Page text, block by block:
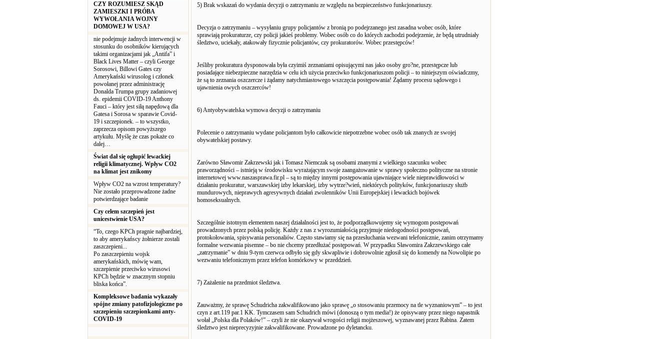
CZY ROZUMIESZ SKĄD
ZAMIESZKI I PRÓBA
WYWOŁANIA WOJNY
DOMOWEJ W USA?
nie podejmuje żadnych interwencji w
stosunku do osobników kierujących
takimi organizacjami jak „Antifa” i
Black Lives Matter – czyli George
Sorosowi, Billowi Gates czy
Amerykański wirusolog i członek
powołanej przez administrację
Donalda Trumpa grupy zadaniowej
ds. epidemii COVID-19 Anthony
Fauci – który jest siłą napędową dla
Gatesa i Sorosa w sparawie Covid-
19 i szczepionek. – to wszystko,
zaprzecza opisom powyższego
artykułu. Myślę że czas pokaże co
dalej…
Świat dał się ogłupić lewackiej
religii klimatycznej. Wpływ CO2
na klimat jest znikomy
Wpływ CO2 na wzrost temperatury?
Nie zostało przeprowadzone żadne
potwierdzające badanie
Czy celem szczepień jest
unicestwienie USA?
“To, czego KPCh pragnie najbardziej,
to aby amerykańscy żołnierze zostali
zaszczepieni...
Po zaszczepieniu wojsk
amerykańskich, mówię wam,
szczepienie przeciwko wirusowi
KPCh będzie w znacznym stopniu
bliska końca”.
Kompleksowe badania wykazały
spójne zmiany patofizjologiczne po
szczepieniu szczepionkami anty-
COVID-19
5) Brak wskazań do wydania decyzji o zatrzymaniu ze względu na bezpieczeństwo funkcjonariuszy.
Decyzja o zatrzymaniu – wysyłaniu grupy policjantów z bronią po podejrzanego jest zasadna wobec osób, które
sprawiają prokuraturze, czy policji jakieś problemy. Wobec osób co do których zachodzi podejrzenie, że będą utrudniały
śledztwo, uciekały, atakowały fizycznie policjantów, czy prokuratorów. Wobec przestępców!
Jeśliby prokuratura dysponowała była czyimiś zeznaniami opisującymi nas jako osoby gro?ne, przestępcze lub
posiadające niebezpieczne narzędzia w celu ich użycia przeciwko funkcjonariuszom policji – to niniejszym oświadczmy,
że są to zeznania oszczercze i żądamy natychmiastowego wszczęcia postępowania! Żądamy procesu sądowego i
ujawnienia owych oszczerców!
6) Antyobywatelska wymowa decyzji o zatrzymaniu
Polecenie o zatrzymaniu wydane policjantom było całkowicie niepotrzebne wobec osób tak znanych ze swojej
obywatelskiej postawy.
Zarówno Sławomir Zakrzewski jak i Tomasz Niemczak są osobami znanymi z wielkiego szacunku wobec
praworządności – istnieją w środowisku wyrażającym swoje zaangażowanie w sprawy społeczno polityczne na stronie
internetowej www.naszasprawa.fir.pl – są to między innymi postępowania ujawniające wiele nieprawidłowości w
działaniu prokuratur, warszawskiej izby lekarskiej, izby wytrze?wień, niektórych polityków, funkcjonariuszy służb
mundurowych, nieprawych agresywnych działań zwolenników Unii Europejskiej i lewackich bojówek
homoseksualnych.
Szczególnie istotnym elementem naszej działalności jest to, że podporządkowujemy się wymogom postępowań
prowadzonych przez polską policję. Każdy z nas z wyrozumiałością przyjmuje niedogodności postępowań,
protokołowania, spisywania personaliów. Często stawiamy się na przesłuchania wezwani telefonicznie, zanim otrzymamy
formalne wezwania pisemne – bo nie chcemy przedłużać postępowań. W przypadku Sławomira Zakrzewskiego całe
„zatrzymanie” w dniu 9-tym czerwca odbyło się gdy skwapliwie i dobrowolnie zgłosił się do komendy na Nowolipie po
wezwaniu telefonicznym przez telefon komórkowy w przeddzień.
7) Zażalenie na przedmiot śledztwa.
Zauważmy, że sprawę Schudricha zakwalifikowano jako sprawę „o stosowaniu przemocy na tle wyznaniowym” – to jest
czyn z art.119 par.1 KK. Tymczasem sam Schudrich mówi (donoszą o tym media!) że opisywany przez niego napastnik
wołał „Polska dla Polaków!” – czyli że nie okazywał wrogości religii mojżeszowej, wyznawanej przez Rabina. Zatem
śledztwo jest nieprecyzyjnie zakwalifikowane. Prowadzone po dyletancku.